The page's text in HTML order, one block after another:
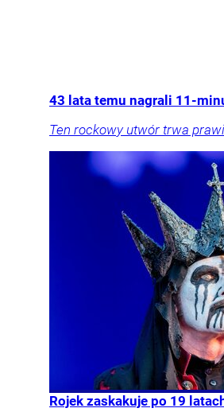
43 lata temu nagrali 11-
Ten rockowy utwór trwa
Rojek zaskakuje po 19